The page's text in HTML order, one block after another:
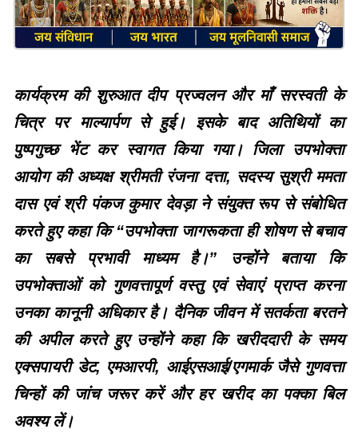
कार्यक्रम की शुरुआत दीप प्रज्वलन और माँ सरस्वती के
चित्र पर माल्यार्पण से हुई। इसके बाद अतिथियों का
पुष्पगुच्छ भेंट कर स्वागत किया गया। जिला उपभोक्ता
आयोग की अध्यक्ष श्रीमती रंजना दत्ता, सदस्य सुश्री ममता
दास एवं श्री पंकज कुमार देवड़ा ने संयुक्त रूप से संबोधित
करते हुए कहा कि “उपभोक्ता जागरूकता ही शोषण से बचाव
का सबसे प्रभावी माध्यम है।” उन्होंने बताया कि
उपभोक्ताओं को गुणवत्तापूर्ण वस्तु एवं सेवाएं प्राप्त करना
उनका कानूनी अधिकार है। दैनिक जीवन में सतर्कता बरतने
की अपील करते हुए उन्होंने कहा कि खरीददारी के समय
एक्सपायरी डेट, एमआरपी, आईएसआई/एगमार्क जैसे गुणवत्ता
चिन्हों की जांच जरूर करें और हर खरीद का पक्का बिल
अवश्य लें।